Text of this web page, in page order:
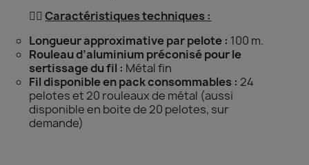
👌🏻Caractéristiques techniques :
Longueur approximative par pelote : 100 m.
Rouleau d’aluminium préconisé pour le
sertissage du fil : Métal fin
Fil disponible en pack consommables : 24
pelotes et 20 rouleaux de métal (aussi
disponible en boite de 20 pelotes, sur
demande)